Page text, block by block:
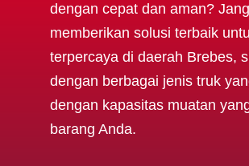
dengan cepat dan aman?
memberikan solusi terbaik
terpercaya di daerah Brebes,
dengan berbagai jenis truk
dengan kapasitas muatan
barang Anda.